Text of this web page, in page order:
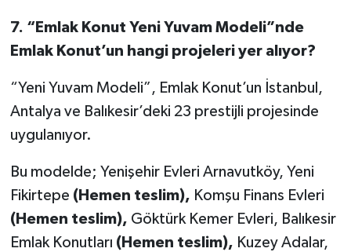
7. “Emlak Konut Yeni Yuvam Modeli”nde
Emlak Konut’un hangi projeleri yer alıyor?
“Yeni Yuvam Modeli”, Emlak Konut’un İstanbul,
Antalya ve Balıkesir’deki 23 prestijli projesinde
uygulanıyor.
Bu modelde; Yenişehir Evleri Arnavutköy, Yeni
Fikirtepe (Hemen teslim), Komşu Finans Evleri
(Hemen teslim), Göktürk Kemer Evleri, Balıkesir
Emlak Konutları (Hemen teslim), Kuzey Adalar,